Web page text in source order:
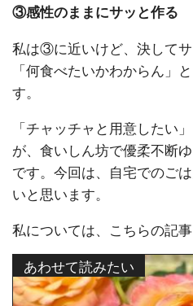
③感性のままにサッと作る
私は③に近いけど、決して
「何食べたいかわからん」
す。
「チャッチャと用意したい
が、食いしん坊で優柔不断
です。今回は、自宅でのご
いと思います。
私については、こちらの記事
あわせて読みたい